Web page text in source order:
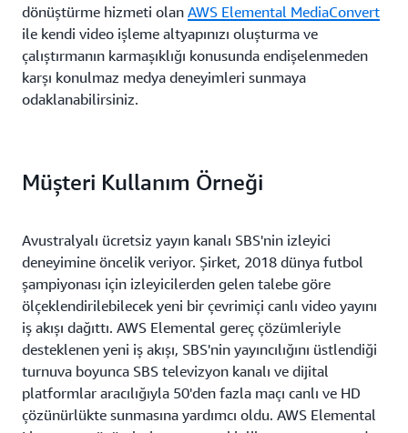
dönüştürme hizmeti olan AWS Elemental MediaConvert
ile kendi video işleme altyapınızı oluşturma ve
çalıştırmanın karmaşıklığı konusunda endişelenmeden
karşı konulmaz medya deneyimleri sunmaya
odaklanabilirsiniz.
Müşteri Kullanım Örneği
Avustralyalı ücretsiz yayın kanalı SBS'nin izleyici
deneyimine öncelik veriyor. Şirket, 2018 dünya futbol
şampiyonası için izleyicilerden gelen talebe göre
ölçeklendirilebilecek yeni bir çevrimiçi canlı video yayını
iş akışı dağıttı. AWS Elemental gereç çözümleriyle
desteklenen yeni iş akışı, SBS'nin yayıncılığını üstlendiği
turnuva boyunca SBS televizyon kanalı ve dijital
platformlar aracılığıyla 50'den fazla maçı canlı ve HD
çözünürlükte sunmasına yardımcı oldu. AWS Elemental